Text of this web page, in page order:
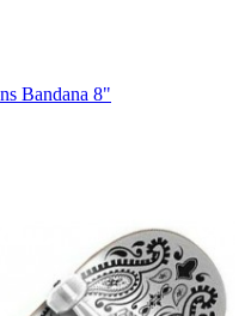
Bandana 8"